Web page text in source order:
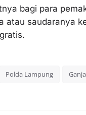
bagi para
atau saudaranya
Polda Lampung Ganja